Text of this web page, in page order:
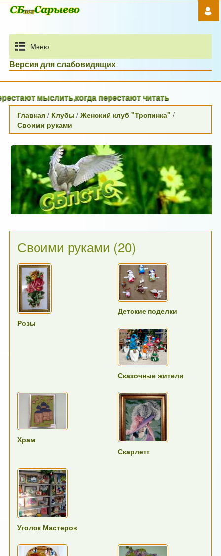
Mеню
Версия для слабовидящих
мыслить,когда перестают читать
Главная / Клубы /Женский клуб "Тропинка" /
Своими руками
Своими руками (20)
Розы
Детские поделки
Сказочные жители
Храм
Скарлетт
Уголок Мастеров